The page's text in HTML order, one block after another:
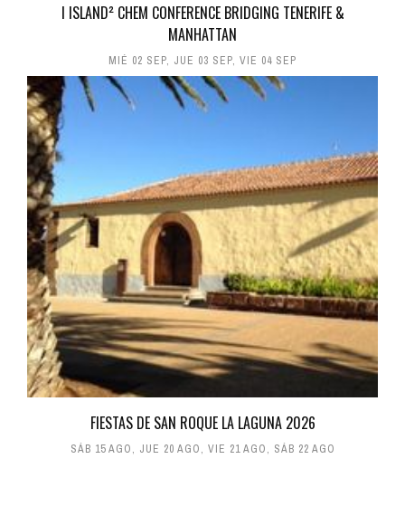
I ISLAND² CHEM CONFERENCE BRIDGING TENERIFE &
MANHATTAN
MIÉ 02 SEP, JUE 03 SEP, VIE 04 SEP
FIESTAS DE SAN ROQUE LA LAGUNA 2026
SÁB 15 AGO, JUE 20 AGO, VIE 21 AGO, SÁB 22 AGO